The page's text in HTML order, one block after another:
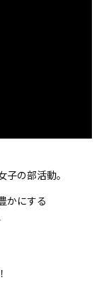
の部活動。
かにする